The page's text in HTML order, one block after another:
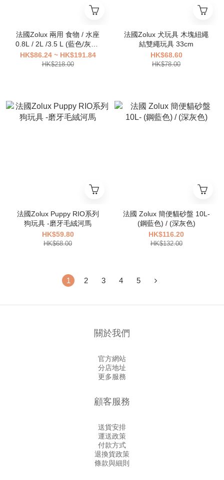
法國Zolux 兩用 食物 / 水座
0.8L / 2L /3.5 L (藍色/灰色/
綠色)
HK$86.24 ~ HK$191.84
HK$218.00
法國Zolux 犬玩具 木塊紐繩
結雙繩玩具 33cm
HK$68.60
HK$78.00
法國Zolux Puppy RIO系列
狗玩具 -磨牙毛絨河馬
HK$59.80
HK$68.00
法國 Zolux 簡便貓砂盤 10L-
(鋼藍色) / (深灰色)
HK$116.20
HK$132.00
1 2 3 4 5
關於我們
官方網站
分店地址
更多服務
顧客服務
送貨安排
運送政策
付款方式
退換貨政策
條款與細則